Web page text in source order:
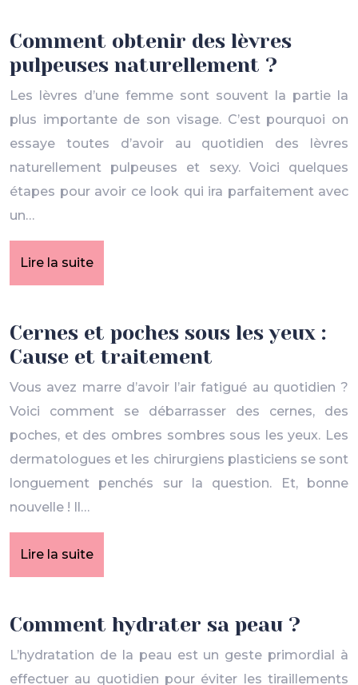
Comment obtenir des lèvres
pulpeuses naturellement ?
Les lèvres d’une femme sont souvent la partie la
plus importante de son visage. C’est pourquoi on
essaye toutes d’avoir au quotidien des lèvres
naturellement pulpeuses et sexy. Voici quelques
étapes pour avoir ce look qui ira parfaitement avec
un…
Lire la suite
Cernes et poches sous les yeux :
Cause et traitement
Vous avez marre d’avoir l’air fatigué au quotidien ?
Voici comment se débarrasser des cernes, des
poches, et des ombres sombres sous les yeux. Les
dermatologues et les chirurgiens plasticiens se sont
longuement penchés sur la question. Et, bonne
nouvelle ! Il…
Lire la suite
Comment hydrater sa peau ?
L’hydratation de la peau est un geste primordial à
effectuer au quotidien pour éviter les tiraillements